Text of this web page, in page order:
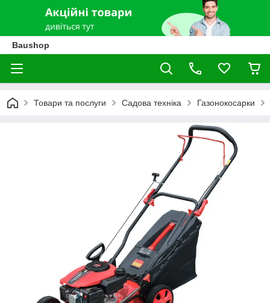
Baushop
Товари та послуги Садова техніка Газонокосарки